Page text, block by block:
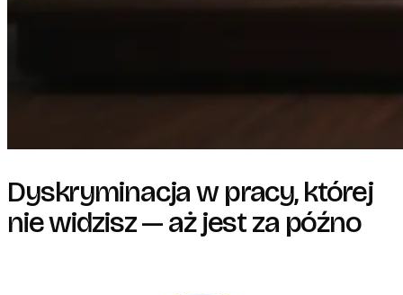
Dyskryminacja w pracy, której
nie widzisz — aż jest za późno